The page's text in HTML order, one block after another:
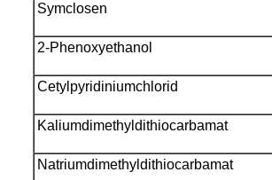
Symclosen
2-Phenoxyethanol
Cetylpyridiniumchlorid
Kaliumdimethyldithiocarbamat
Natriumdimethyldithiocarbamat